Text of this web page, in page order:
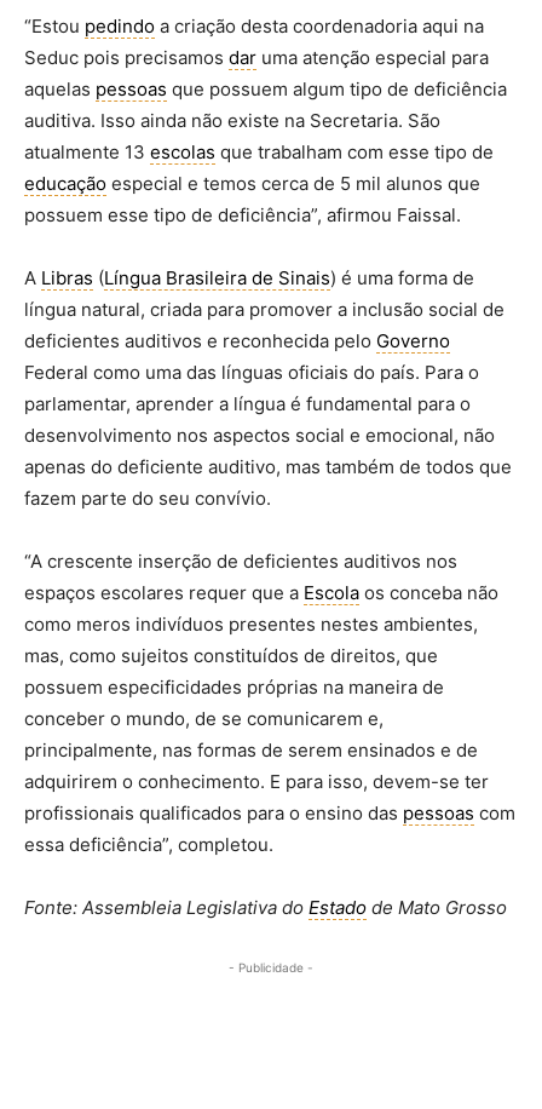
“Estou pedindo a criação desta coordenadoria aqui na
Seduc pois precisamos dar uma atenção especial para
aquelas pessoas que possuem algum tipo de deficiência
auditiva. Isso ainda não existe na Secretaria. São
atualmente 13 escolas que trabalham com esse tipo de
educação especial e temos cerca de 5 mil alunos que
possuem esse tipo de deficiência”, afirmou Faissal.
A Libras (Língua Brasileira de Sinais) é uma forma de
língua natural, criada para promover a inclusão social de
deficientes auditivos e reconhecida pelo Governo
Federal como uma das línguas oficiais do país. Para o
parlamentar, aprender a língua é fundamental para o
desenvolvimento nos aspectos social e emocional, não
apenas do deficiente auditivo, mas também de todos que
fazem parte do seu convívio.
“A crescente inserção de deficientes auditivos nos
espaços escolares requer que a Escola os conceba não
como meros indivíduos presentes nestes ambientes,
mas, como sujeitos constituídos de direitos, que
possuem especificidades próprias na maneira de
conceber o mundo, de se comunicarem e,
principalmente, nas formas de serem ensinados e de
adquirirem o conhecimento. E para isso, devem-se ter
profissionais qualificados para o ensino das pessoas com
essa deficiência”, completou.
Fonte: Assembleia Legislativa do Estado de Mato Grosso
- Publicidade -